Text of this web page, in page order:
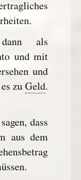
als
und mit
und
zuGeld.
dass
aus dem